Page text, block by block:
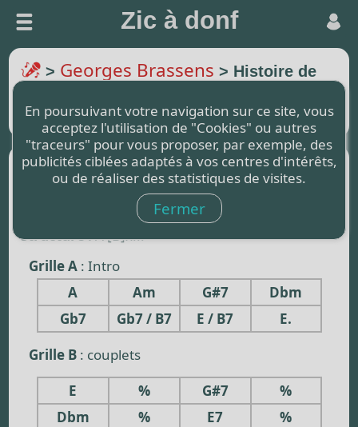
Zic à donf
En poursuivant votre navigation sur ce site, vous
acceptez l'utilisation de "Cookies" ou autres
"traceurs" pour vous proposer, par exemple, des
publicités ciblées adaptés à vos centres d'intérêts,
ou de réaliser des statistiques de visites.
Fermer
> Georges Brassens > Histoire de
Transposer de 2 (demi-ton)
Afficher les Paroles :
4/4 - Tempo 120
Structure :A [B]x...
Grille A : Intro
A
Am G#7
Dbm
Gb7
Gb7 / B7 E / B7
E.
Grille B : couplets
E
% G#7
%
Dbm
% E7
%